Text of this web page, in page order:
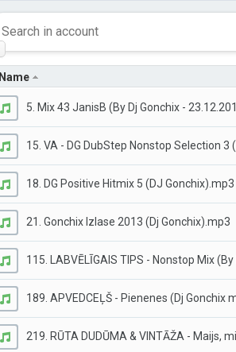
Name
5. Mix 43 JanisB (By Dj Gonchix -
15. VA - DG DubStep Nonstop Selection 3
18. DG Positive Hitmix 5 (DJ Gonchix).mp3
21. Gonchix Izlase 2013 (Dj Gonchix).mp3
115. LABVĒLĪGAIS TIPS - Nonstop Mix
189. APVEDCEĻŠ - Pienenes (Dj Gonchix
219. RŪTA DUDŪMA & VINTĀŽA - Maijs,